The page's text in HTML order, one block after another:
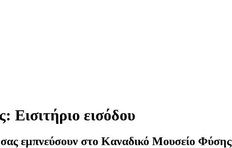
εισόδου
εμπνεύσουν στο Καναδικό Μουσείο Φύσης